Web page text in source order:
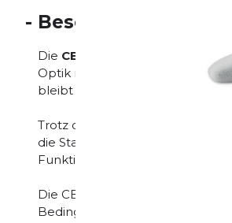
- Beschreibung
Die CEP Socks No Show 5.0
Optik mit funktioneller
bleibt im Schuh nahezu
Trotz der kompakten Bauweise
die Stabilität unterstützen und
Funktionsmaterial sorgt für
Die CEP Socks No Show 5.0
Bedingungen, bei denen